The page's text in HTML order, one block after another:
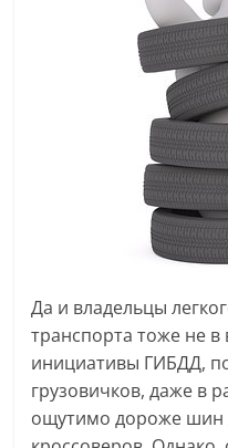
Да и владельцы
транспорта тоже не
инициативы ГИБДД,
грузовичков, даже в
ощутимо дороже шин